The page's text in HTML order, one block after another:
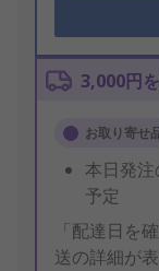
3,000円
お取り寄せ
本日発
予定
「配達日を
送の詳細が